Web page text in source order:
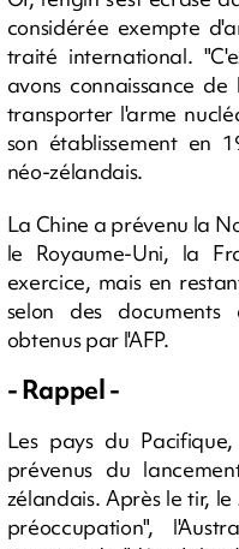
considérée exempte
traité international.
avons connaissance
transporter l'arme
son établissement en
néo-zélandais.
La Chine a prévenu la
le Royaume-Uni, la
exercice, mais en
selon des documents
obtenus par l'AFP.
- Rappel -
Les pays du
prévenus du
zélandais. Après le tir,
préoccupation",